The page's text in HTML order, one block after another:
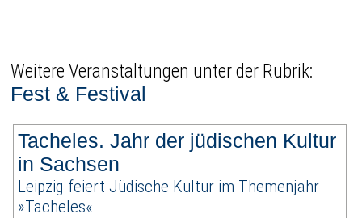
Weitere Veranstaltungen unter der Rubrik:
Fest & Festival
Tacheles. Jahr der jüdischen Kultur
in Sachsen
Leipzig feiert Jüdische Kultur im Themenjahr
»Tacheles«